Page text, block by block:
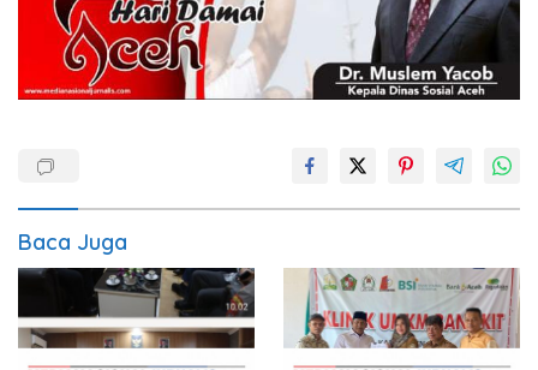
Baca Juga